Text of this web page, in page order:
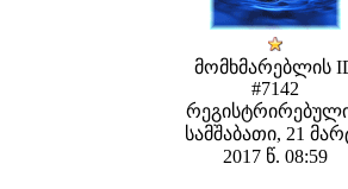
მომხმარებლის
#7142
სამშაბათი, 21
2017 წ. 08:59